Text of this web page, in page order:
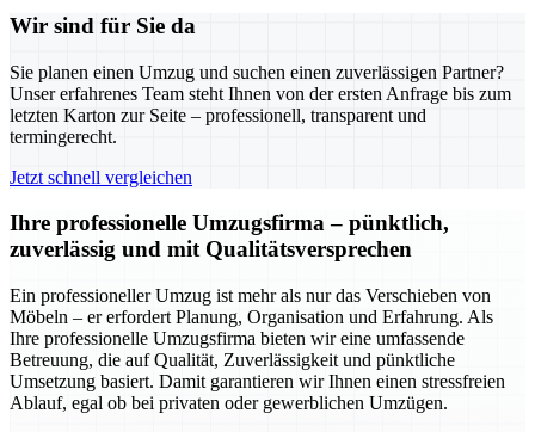
Wir sind für Sie da
Sie planen einen Umzug und suchen einen zuverlässigen Partner?
Unser erfahrenes Team steht Ihnen von der ersten Anfrage bis zum
letzten Karton zur Seite – professionell, transparent und
termingerecht.
Jetzt schnell vergleichen
Ihre professionelle Umzugsfirma – pünktlich,
zuverlässig und mit Qualitätsversprechen
Ein professioneller Umzug ist mehr als nur das Verschieben von
Möbeln – er erfordert Planung, Organisation und Erfahrung. Als
Ihre professionelle Umzugsfirma bieten wir eine umfassende
Betreuung, die auf Qualität, Zuverlässigkeit und pünktliche
Umsetzung basiert. Damit garantieren wir Ihnen einen stressfreien
Ablauf, egal ob bei privaten oder gewerblichen Umzügen.